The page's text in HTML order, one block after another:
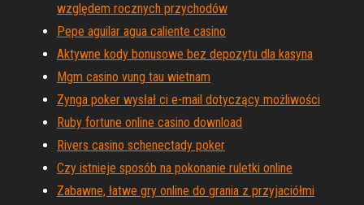
względem rocznych przychodów
Pepe aguilar agua caliente casino
Aktywne kody bonusowe bez depozytu dla kasyna
Mgm casino vung tau wietnam
Zynga poker wysłał ci e-mail dotyczący możliwości
Ruby fortune online casino download
Rivers casino schenectady poker
Czy istnieje sposób na pokonanie ruletki online
Zabawne, łatwe gry online do grania z przyjaciółmi